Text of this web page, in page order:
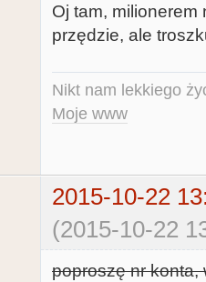
Oj tam,
przędzie, ale
Nikt nam lekkiego
Moje www
2015-10-22
(2015-10-22
poproszę nr konta,